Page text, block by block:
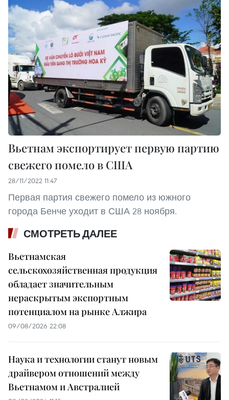
Вьетнам экспортирует первую партию
свежего помело в США
28/11/2022 11:47
Первая партия свежего помело из южного
города Бенче уходит в США 28 ноября.
СМОТРЕТЬ ДАЛЕЕ
Вьетнамская
сельскохозяйственная продукция
обладает значительным
нераскрытым экспортным
потенциалом на рынке Алжира
09/08/2026 22:08
Наука и технологии станут новым
драйвером отношений между
Вьетнамом и Австралией